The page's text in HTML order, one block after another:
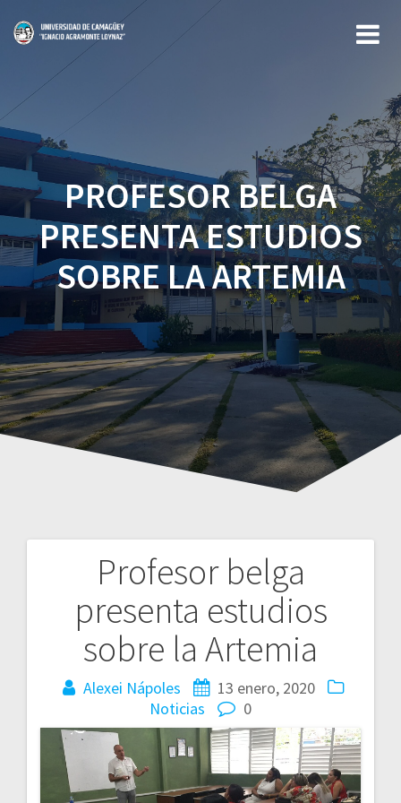
Saltar
PROFESOR BELGA
PRESENTA ESTUDIOS
SOBRE LA ARTEMIA
Profesor belga
presenta estudios
sobre la Artemia
Alexei Nápoles
13 enero, 2020
Noticias
0
Navegación
entradas